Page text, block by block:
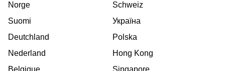
Norge
Suomi
Deutchland
Nederland
Schweiz
Україна
Polska
Hong Kong